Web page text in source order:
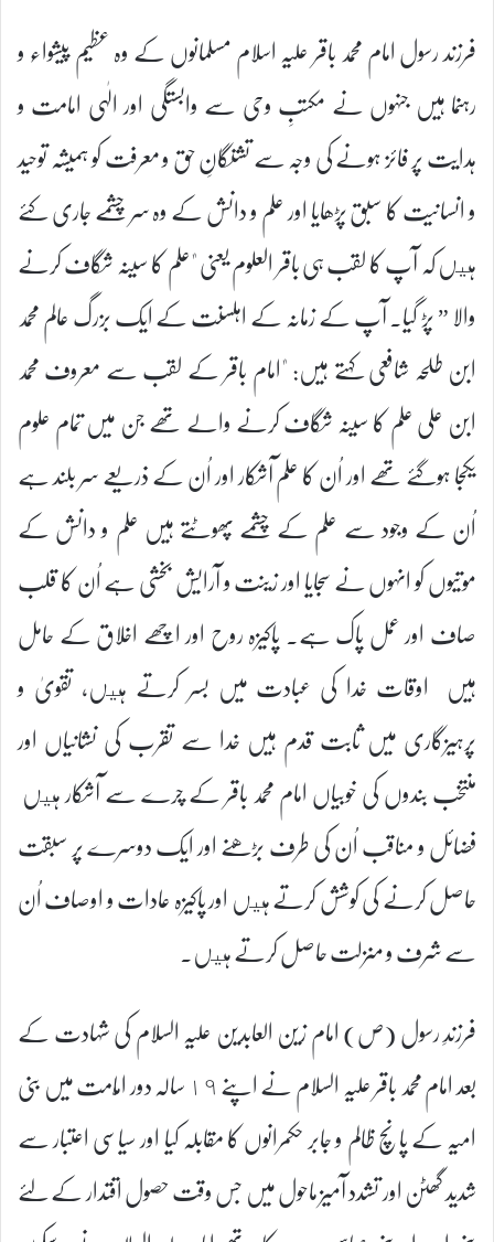
فرزند رسول امام محمد باقر علیہ اسلام مسلمانوں کے وہ عظیم پیشواء و
رہنما ہیں جنہوں نے مکتبِ وحی سے وابستگی اور الٰہی امامت و
ہدایت پر فائز ہونے کی وجہ سے تشنگانِ حق و معرفت کو ہمیشہ توحید
و انسانیت کا سبق پڑھایا اور علم و دانش کے وہ سر چشمے جاری کئے
ہيں کہ آپ کا لقب ہی باقر العلوم یعنی "علم کا سینہ شگاف کرنے
والا ” پڑ گیا۔ آپ کے زمانہ کے اہلسنت کے ایک بزرگ عالم محمد
ابن طلحہ شافعی کہتے ہیں: "امام باقر کے لقب سے معروف محمد
ابن علی علم کا سینہ شگاف کرنے والے تھے جن میں تمام علوم
یکجا ہوگئے تھے اور اُن کا علم آشکار اور اُن کے ذریعے سر بلند ہے
اُن کے وجود سے علم کے چشمے پھوٹتے ہیں علم و دانش کے
موتیوں کو انہوں نے سجایا اور زینت و آرایش بخشی ہے اُن کا قلب
صاف اور عمل پاک ہے۔ پاکیزہ روح اور اچھے اخلاق کے حامل
ہیں اوقات خدا کی عبادت میں بسر کرتے ہيں، تقویٰ و
پرہیزگاری میں ثابت قدم ہیں خدا سے تقرب کی نشانیاں اور
منتخب بندوں کی خوبیاں امام محمد باقر کے چرے سے آشکار ہيں
فضائل و مناقب اُن کی طرف بڑھنے اور ایک دوسرے پر سبقت
حاصل کرنے کی کوشش کرتے ہيں اور پاکیزہ عادات و اوصاف اُن
سے شرف و منزلت حاصل کرتے ہيں۔
فرزندِ رسول (ص) امام زین العابدین علیہ السلام کی شہادت کے
بعد امام محمد باقر علیہ السلام نے اپنے ١٩ سالہ دور امّامت میں بنی
امیہ کے پانچ ظالم و جابر حکمرانوں کا مقابلہ کیا اور سیاسی اعتبار سے
شدید گھٹن اور تشدد آمیز ماحول میں جس وقت حصول اقتدار کے لئے